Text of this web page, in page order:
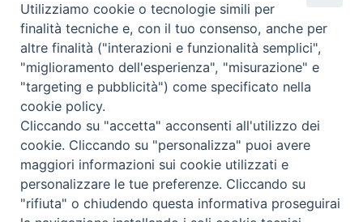
Contatti:Tel.: 06.93268401 - Fax.: 06.9323844
E-mail:curia@diocesidialbano.it
Orari: dal Lunedì al Venerdì Ore: 9:00 - 13:00
Lunedì, Mercoledì e Venerdì, Ore 9:30 - 12:30
Diocesi Suburbicaria di Albano
Utilizziamo cookie o tecnologie simili per
finalità tecniche e, con il tuo consenso, anche per
altre finalità ("interazioni e funzionalità semplici",
"miglioramento dell'esperienza", "misurazione" e
"targeting e pubblicità") come specificato nella
cookie policy.
Cliccando su "accetta" acconsenti all'utilizzo dei
cookie. Cliccando su "personalizza" puoi avere
maggiori informazioni sui cookie utilizzati e
personalizzare le tue preferenze. Cliccando su
"rifiuta" o chiudendo questa informativa proseguirai